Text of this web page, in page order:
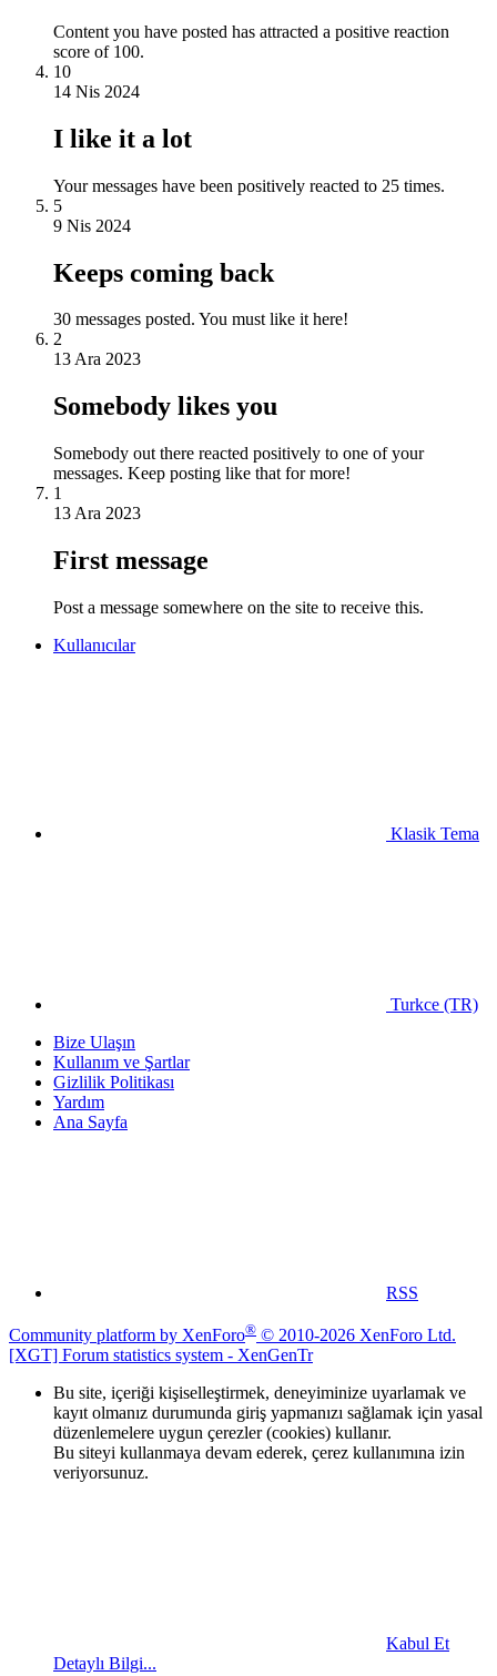
Content you have posted has attracted a positive reaction
score of 100.
10
14 Nis 2024
I like it a lot
Your messages have been positively reacted to 25 times.
5
9 Nis 2024
Keeps coming back
30 messages posted. You must like it here!
2
13 Ara 2023
Somebody likes you
Somebody out there reacted positively to one of your
messages. Keep posting like that for more!
1
13 Ara 2023
First message
Post a message somewhere on the site to receive this.
Kullanıcılar
Klasik Tema
Turkce (TR)
Bize Ulaşın
Kullanım ve Şartlar
Gizlilik Politikası
Yardım
Ana Sayfa
RSS
Community platform by XenForo® © 2010-2026 XenForo Ltd.
[XGT] Forum statistics system - XenGenTr
Bu site, içeriği kişiselleştirmek, deneyiminize uyarlamak ve
kayıt olmanız durumunda giriş yapmanızı sağlamak için yasal
düzenlemelere uygun çerezler (cookies) kullanır.
Bu siteyi kullanmaya devam ederek, çerez kullanımına izin
veriyorsunuz.
Kabul Et
Detaylı Bilgi...